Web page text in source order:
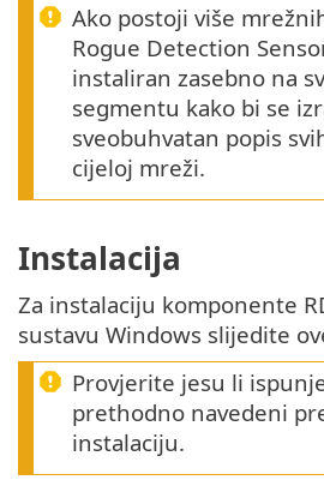
Ako postoji više
Rogue Detection
instaliran zasebno na
segmentu kako bi se
sveobuhvatan popis
cijeloj mreži.
Instalacija
Za instalaciju komponente
sustavu Windows slijedite
Provjerite jesu li
prethodno navedeni
instalaciju.